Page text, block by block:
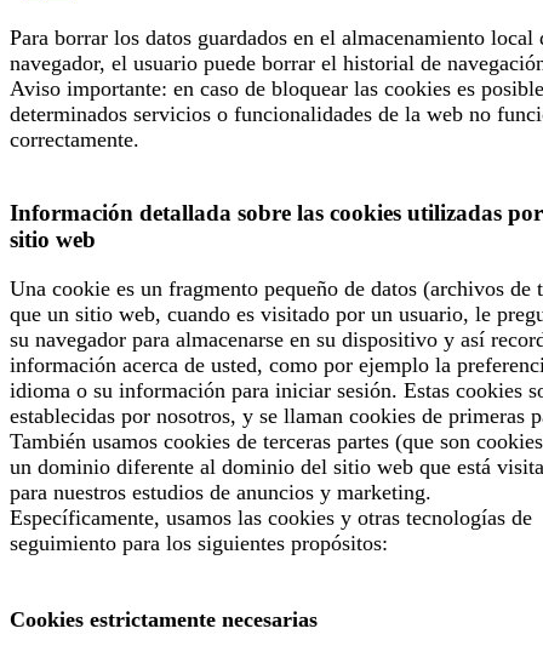
Para borrar los datos guardados en el almacenamiento local
navegador, el usuario puede borrar el historial de
Aviso importante: en caso de bloquear las cookies es
determinados servicios o funcionalidades de la web no
correctamente.
Información detallada sobre las cookies utilizadas por
sitio web
Una cookie es un fragmento pequeño de datos (archivos de
que un sitio web, cuando es visitado por un usuario, le
su navegador para almacenarse en su dispositivo y así
información acerca de usted, como por ejemplo la
idioma o su información para iniciar sesión. Estas cookies
establecidas por nosotros, y se llaman cookies de primeras
También usamos cookies de terceras partes (que son
un dominio diferente al dominio del sitio web que está
para nuestros estudios de anuncios y marketing.
Específicamente, usamos las cookies y otras tecnologías de
seguimiento para los siguientes propósitos:
Cookies estrictamente necesarias